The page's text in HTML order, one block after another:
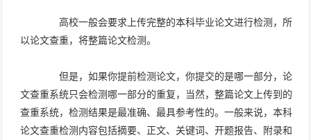
高校一般会要求上传完整的本科毕业论文进行检测，所
以论文查重，将整篇论文检测。
但是，如果你提前检测论文，你提交的是哪一部分，论
文查重系统只会检测哪一部分的重复，当然，整篇论文上传到的
查重系统，检测结果是最准确、最具参考性的。一般来说，本科
论文查重检测内容包括摘要、正文、关键词、开题报告、附录和